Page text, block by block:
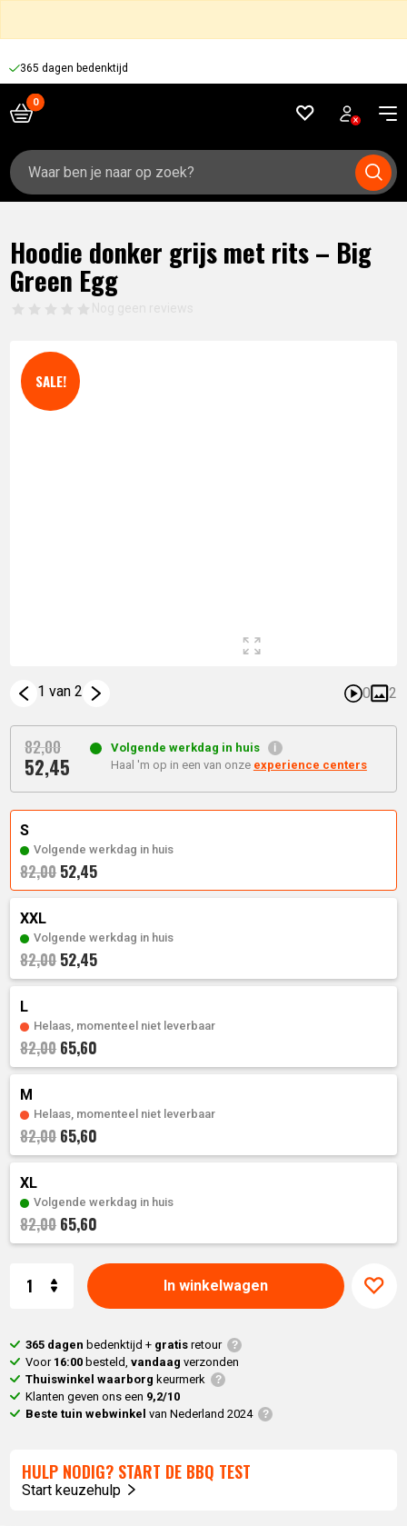
365 dagen bedenktijd
Zoeken
naar:
Hoodie donker grijs met rits – Big
Green Egg
1 van 2 0 2
SALE!
82,00
Oorspronkelijke
prijs
was:
82,00.
52,45
Huidige
prijs
is:
52,45.
Volgende werkdag in huis
Haal 'm op in een van onze experience centers
S
82,00 52,45
Volgende werkdag in huis
XXL
82,00 52,45
Volgende werkdag in huis
L
82,00 65,60
Helaas, momenteel niet leverbaar
M
82,00 65,60
Helaas, momenteel niet leverbaar
XL
82,00 65,60
Volgende werkdag in huis
In winkelwagen
365 dagen bedenktijd + gratisretour
Voor 16:00 besteld,vandaag verzonden
Thuiswinkel waarborg keurmerk
Klanten geven ons een 9,2/10
Beste tuin webwinkel van Nederland 2024
HULP NODIG? START DE BBQ TEST
Start keuzehulp